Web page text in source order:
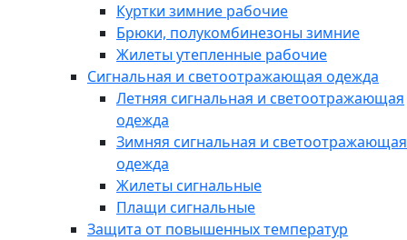
Куртки зимние рабочие
Брюки, полукомбинезоны зимние
Жилеты утепленные рабочие
Сигнальная и светоотражающая одежда
Летняя сигнальная и светоотражающая
одежда
Зимняя сигнальная и светоотражающая
одежда
Жилеты сигнальные
Плащи сигнальные
Защита от повышенных температур